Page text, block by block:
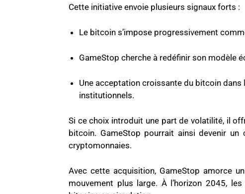
Cette initiative envoie plusieurs signaux forts :
Le bitcoin s’impose progressivement
GameStop cherche à redéfinir son modèle
Une acceptation croissante du bitcoin
institutionnels.
Si ce choix introduit une part de volatilité, il
bitcoin. GameStop pourrait ainsi devenir
cryptomonnaies.
Avec cette acquisition, GameStop amorce
mouvement plus large. À l’horizon 2045,